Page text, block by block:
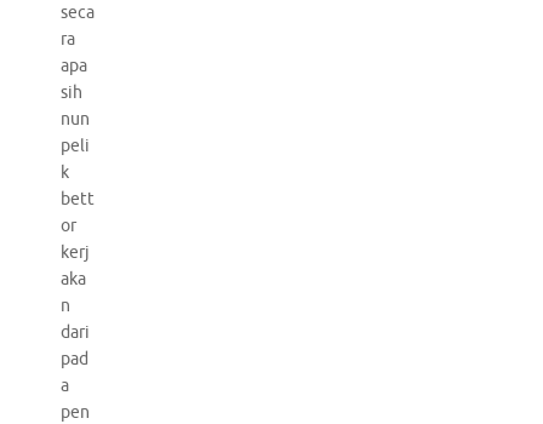
seca
ra
apa
sih
nun
peli
k
bett
or
kerj
aka
n
dari
pad
a
pen